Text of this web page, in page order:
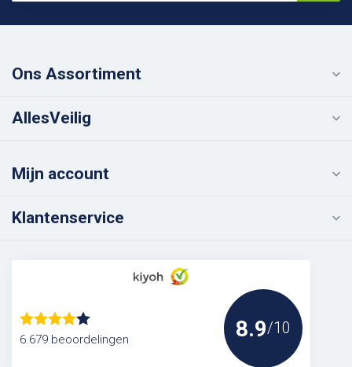
Ons Assortiment
AllesVeilig
Mijn account
Klantenservice
6.679 beoordelingen 8.9/10